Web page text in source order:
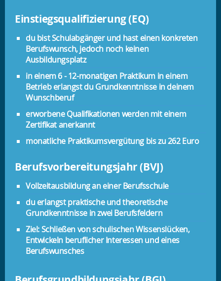
Einstiegsqualifizierung (EQ)
du bist Schulabgänger und hast einen konkreten
Berufswunsch, jedoch noch keinen
Ausbildungsplatz
in einem 6 - 12-monatigen Praktikum in einem
Betrieb erlangst du Grundkenntnisse in deinem
Wunschberuf
erworbene Qualifikationen werden mit einem
Zertifikat anerkannt
monatliche Praktikumsvergütung bis zu 262 Euro
Berufsvorbereitungsjahr (BVJ)
Vollzeitausbildung an einer Berufsschule
du erlangst praktische und theoretische
Grundkenntnisse in zwei Berufsfeldern
Ziel: Schließen von schulischen Wissenslücken,
Entwickeln beruflicher Interessen und eines
Berufswunsches